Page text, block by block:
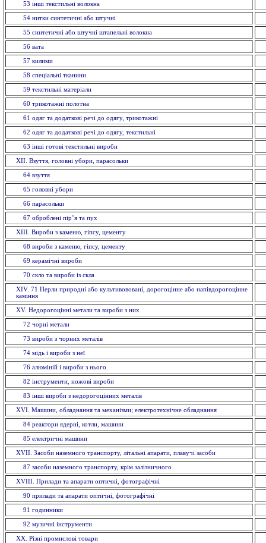
53 інші текстильні волокна
54 нитки синтетичні або штучні
55 синтетичні або штучні штапельнi волокна
56 вата
57 килими
58 спецiальнi тканини
59 текстильнi матерiали
60 трикотажні полотна
61 одяг та додаткові речі до одягу, трикотажні
62 одяг та додаткові речі до одягу, текстильні
63 іншi готовi текстильні вироби
XII. Взуття, головнi убори, парасольки
64 взуття
65 головнi убори
66 парасольки
67 оброблені пір’я та пух
XIII. Вироби з каменю, гіпсу, цементу
68 вироби з каменю, гiпсу, цементу
69 керамiчнi вироби
70 скло та вироби із cкла
ХІV. 71 Перли природні або культивововані, дорогоцінне або напівдорогоцінне
каміння
XV. Недорогоцінні метали та вироби з них
72 чорнi метали
73 вироби з чорних металiв
74 мiдь i вироби з неї
76 алюмiнiй i вироби з нього
82 інструменти, ножовi вироби
83 іншi вироби з недорогоцінних металiв
XVI. Машини, обладнання та механізми; електротехнічне обладнання
84 реактори ядерні, котли, машини
85 електричнi машини
XVII. Засоби наземного транспорту, літальні апарати, плавучі засоби
87 засоби наземного транспорту, крiм залізничного
XVIII. Прилади та апарати оптичнi, фотографічні
90 прилади та апарати оптичнi, фотографічні
91 годинники
92 музичні інструменти
XX. Рiзнi промислові товари